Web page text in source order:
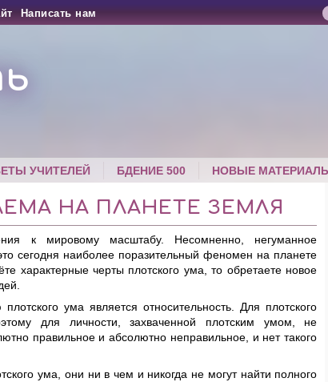
Написать нам
УЧИТЕЛЕЙ БДЕНИЕ 500 НОВЫЕ
НА ПЛАНЕТЕ ЗЕМЛЯ
к мировому масштабу. Несомненно, негуманное
сегодня наиболее поразительный феномен на планете
характерные черты плотского ума, то обретаете новое
ума является относительность. Для плотского
для личности, захваченной плотским умом, не
правильное и абсолютно неправильное, и нет такого
ума, они ни в чем и никогда не могут найти полного